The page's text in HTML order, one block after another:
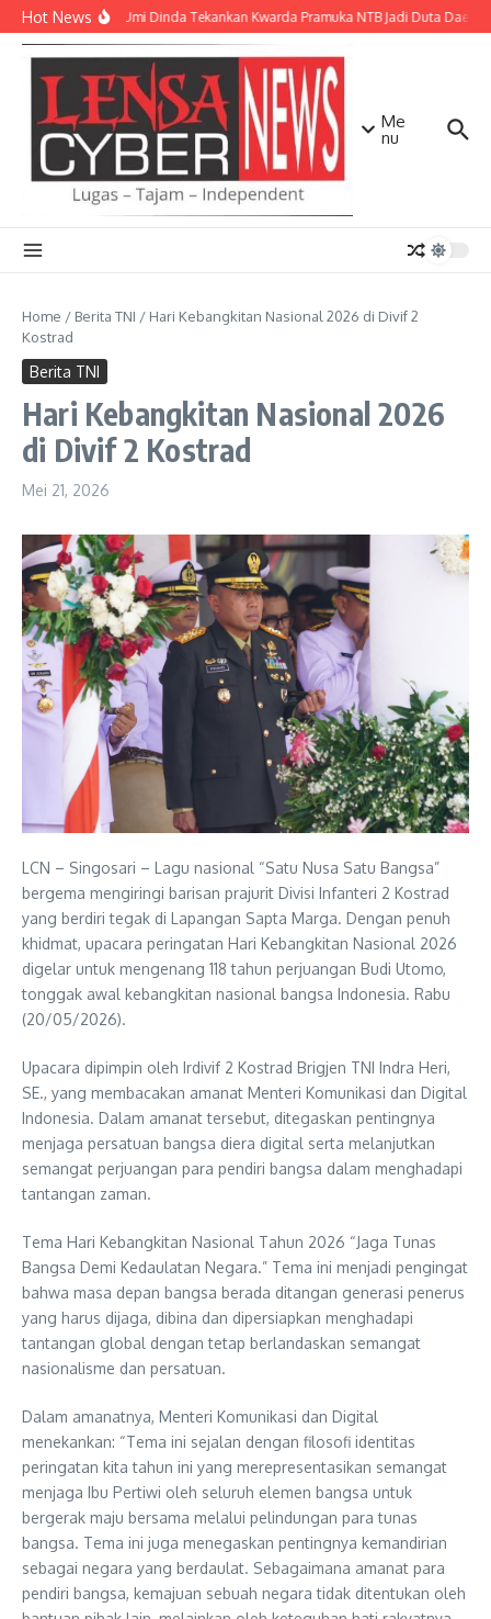
Lewati ke konten
Hot NewsWagub Umi Dinda Tekankan Kwarda Pramuka NTB Jadi Duta Daerah
Me
nu
Home / Berita TNI / Hari Kebangkitan Nasional 2026 di Divif 2
Kostrad
Berita TNI
Hari Kebangkitan Nasional 2026
di Divif 2 Kostrad
Mei 21, 2026
LCN – Singosari – Lagu nasional “Satu Nusa Satu Bangsa”
bergema mengiringi barisan prajurit Divisi Infanteri 2 Kostrad
yang berdiri tegak di Lapangan Sapta Marga. Dengan penuh
khidmat, upacara peringatan Hari Kebangkitan Nasional 2026
digelar untuk mengenang 118 tahun perjuangan Budi Utomo,
tonggak awal kebangkitan nasional bangsa Indonesia. Rabu
(20/05/2026).
Upacara dipimpin oleh Irdivif 2 Kostrad Brigjen TNI Indra Heri,
SE., yang membacakan amanat Menteri Komunikasi dan Digital
Indonesia. Dalam amanat tersebut, ditegaskan pentingnya
menjaga persatuan bangsa diera digital serta melanjutkan
semangat perjuangan para pendiri bangsa dalam menghadapi
tantangan zaman.
Tema Hari Kebangkitan Nasional Tahun 2026 “Jaga Tunas
Bangsa Demi Kedaulatan Negara.” Tema ini menjadi pengingat
bahwa masa depan bangsa berada ditangan generasi penerus
yang harus dijaga, dibina dan dipersiapkan menghadapi
tantangan global dengan tetap berlandaskan semangat
nasionalisme dan persatuan.
Dalam amanatnya, Menteri Komunikasi dan Digital
menekankan: “Tema ini sejalan dengan filosofi identitas
peringatan kita tahun ini yang merepresentasikan semangat
menjaga Ibu Pertiwi oleh seluruh elemen bangsa untuk
bergerak maju bersama melalui pelindungan para tunas
bangsa. Tema ini juga menegaskan pentingnya kemandirian
sebagai negara yang berdaulat. Sebagaimana amanat para
pendiri bangsa, kemajuan sebuah negara tidak ditentukan oleh